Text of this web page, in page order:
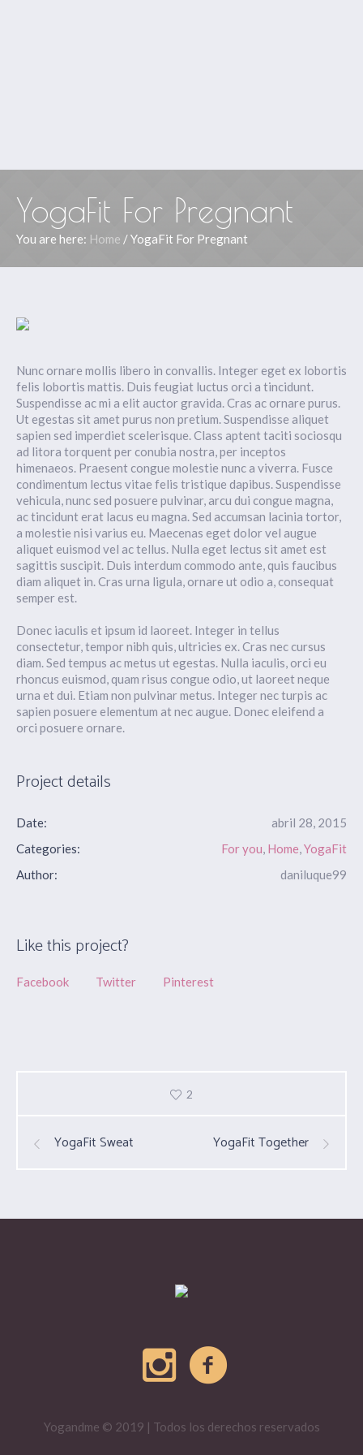
YogaFit For Pregnant
You are here: Home /YogaFit For Pregnant
Nunc ornare mollis libero in convallis. Integer eget ex lobortis
felis lobortis mattis. Duis feugiat luctus orci a tincidunt.
Suspendisse ac mi a elit auctor gravida. Cras ac ornare purus.
Ut egestas sit amet purus non pretium. Suspendisse aliquet
sapien sed imperdiet scelerisque. Class aptent taciti sociosqu
ad litora torquent per conubia nostra, per inceptos
himenaeos. Praesent congue molestie nunc a viverra. Fusce
condimentum lectus vitae felis tristique dapibus. Suspendisse
vehicula, nunc sed posuere pulvinar, arcu dui congue magna,
ac tincidunt erat lacus eu magna. Sed accumsan lacinia tortor,
a molestie nisi varius eu. Maecenas eget dolor vel augue
aliquet euismod vel ac tellus. Nulla eget lectus sit amet est
sagittis suscipit. Duis interdum commodo ante, quis faucibus
diam aliquet in. Cras urna ligula, ornare ut odio a, consequat
semper est.
Donec iaculis et ipsum id laoreet. Integer in tellus
consectetur, tempor nibh quis, ultricies ex. Cras nec cursus
diam. Sed tempus ac metus ut egestas. Nulla iaculis, orci eu
rhoncus euismod, quam risus congue odio, ut laoreet neque
urna et dui. Etiam non pulvinar metus. Integer nec turpis ac
sapien posuere elementum at nec augue. Donec eleifend a
orci posuere ornare.
Project details
Date:
abril 28, 2015
Categories:
For you, Home,YogaFit
Author:
daniluque99
Like this project?
Facebook Twitter Pinterest
2
YogaFit Sweat YogaFit Together
Yogandme © 2019 | Todos los derechos reservados